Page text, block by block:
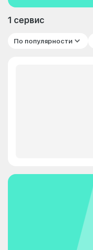
1 сервис
По популярности